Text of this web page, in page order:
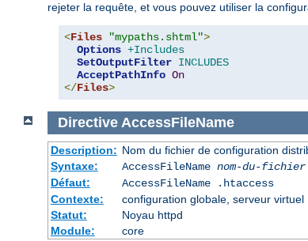
rejeter la requête, et vous pouvez utiliser la
<Files "mypaths.shtml">
Options +Includes
SetOutputFilter INCLUDES
AcceptPathInfo On
</Files>
Directive AccessFileName
Description: Nom du fichier de configuration
Syntaxe:
AccessFileName nom-du-fichier
Défaut:
AccessFileName .htaccess
Contexte:
configuration globale, serveur virtuel
Statut:
Noyau httpd
Module:
core